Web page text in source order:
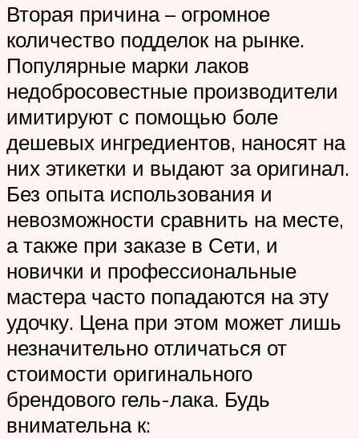
Вторая причина – огромное
количество подделок на рынке.
Популярные марки лаков
недобросовестные производители
имитируют с помощью боле
дешевых ингредиентов, наносят на
них этикетки и выдают за оригинал.
Без опыта использования и
невозможности сравнить на месте,
а также при заказе в Сети, и
новички и профессиональные
мастера часто попадаются на эту
удочку. Цена при этом может лишь
незначительно отличаться от
стоимости оригинального
брендового гель-лака. Будь
внимательна к: